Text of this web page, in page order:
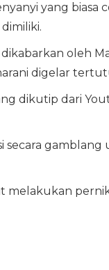
yang biasa
oleh
digelar
dikutip dari
gamblang
melakukan